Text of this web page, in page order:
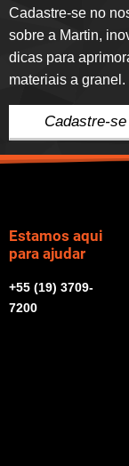
Cadastre-se no
sobre a Martin,
dicas para
materiais a granel.
Cadastre-
Estamos aqui
para ajudar
+55 (19) 3709-
7200